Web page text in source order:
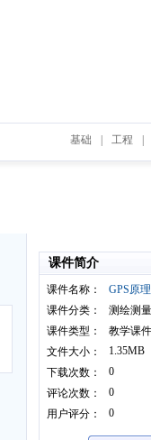
基础 工程
课件简介
课件名称：
GPS原
课件分类：
测绘测量
课件类型：
教学课件
文件大小：
1.35MB
下载次数：
0
评论次数：
0
用户评分：
0